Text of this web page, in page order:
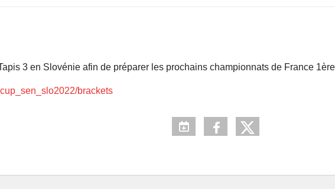
3 en Slovénie afin de préparer les prochains championnats de France
brackets